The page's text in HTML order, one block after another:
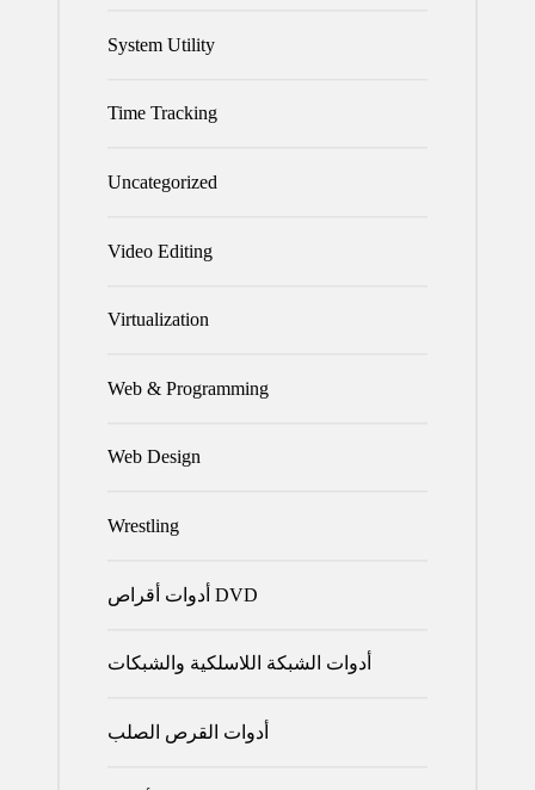
System Utility
Time Tracking
Uncategorized
Video Editing
Virtualization
Web & Programming
Web Design
Wrestling
أدوات أقراص DVD
أدوات الشبكة اللاسلكية والشبكات
أدوات القرص الصلب